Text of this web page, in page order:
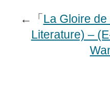
←「La Gloire
Literature) –